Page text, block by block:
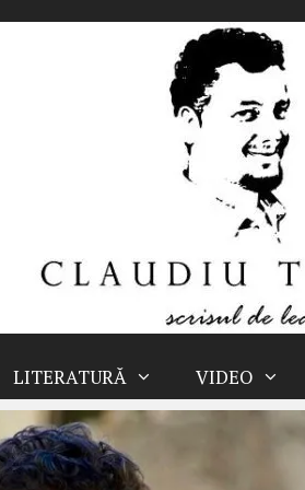
LITERATURĂ VIDEO